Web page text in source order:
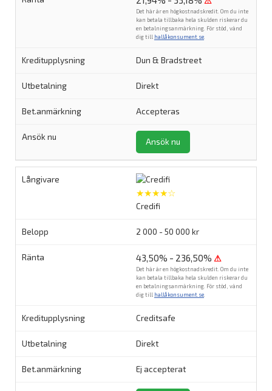
Det här är en högkostnadskredit. Om du inte
kan betala tillbaka hela skulden riskerar du
en betalningsanmärkning. För stöd, vänd
dig till hallåkonsument.se
Dun & Bradstreet
Direkt
Accepteras
Ansök nu
★★★★☆
Credifi
2 000 - 50 000 kr
43,50% - 236,50% ⚠
Det här är en högkostnadskredit. Om du inte
kan betala tillbaka hela skulden riskerar du
en betalningsanmärkning. För stöd, vänd
dig till hallåkonsument.se
Creditsafe
Direkt
Ej accepterat